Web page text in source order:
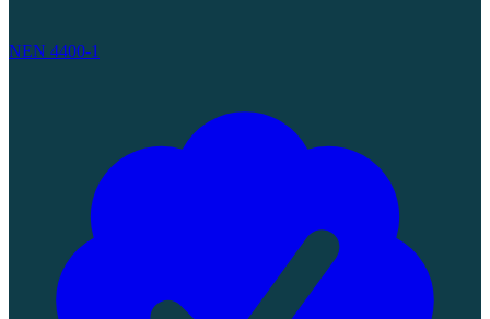
NEN 4400-1